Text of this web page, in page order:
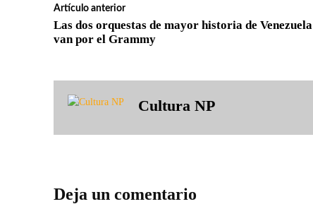
Artículo anterior
Las dos orquestas de mayor historia de Venezuela
van por el Grammy
Cultura NP
Deja un comentario